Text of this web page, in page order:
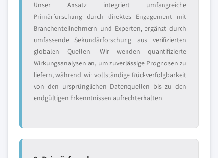
Unser Ansatz integriert umfangreiche
Primärforschung durch direktes Engagement mit
Branchenteilnehmern und Experten, ergänzt durch
umfassende Sekundärforschung aus verifizierten
globalen Quellen. Wir wenden quantifizierte
Wirkungsanalysen an, um zuverlässige Prognosen zu
liefern, während wir vollständige Rückverfolgbarkeit
von den ursprünglichen Datenquellen bis zu den
endgültigen Erkenntnissen aufrechterhalten.